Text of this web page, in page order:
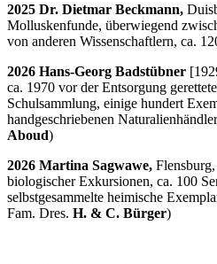
2025 Dr. Dietmar Beckmann,
Molluskenfunde, überwiegend
von anderen Wissenschaftlern, ca.
2026 Hans-Georg Badstübner
ca. 1970 vor der Entsorgung
Schulsammlung, einige hundert
handgeschriebenen
Aboud)
2026 Martina Sagwawe,
biologischer Exkursionen, ca. 100
selbstgesammelte heimische
Fam. Dres. H. & C. Bürger)